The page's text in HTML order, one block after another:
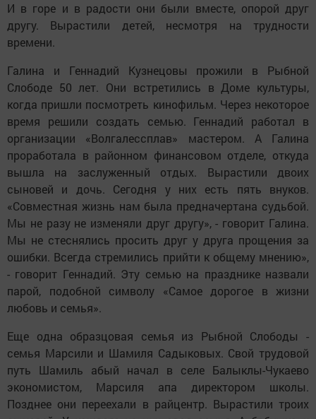
И в горе и в радости они были вместе, опорой друг
другу. Вырастили детей, несмотря на трудности
времени.
Галина и Геннадий Кузнецовы прожили в Рыбной
Слободе 50 лет. Они встретились в Доме культуры,
когда пришли посмотреть кинофильм. Через некоторое
время решили создать семью. Геннадий работал в
организации «Волгалессплав» мастером. А Галина
проработала в районном финансовом отделе, откуда
вышла на заслуженный отдых. Вырастили двоих
сыновей и дочь. Сегодня у них есть пять внуков.
«Совместная жизнь нам была предначертана судьбой.
Мы не разу не изменяли друг другу», - говорит Галина.
Мы не стеснялись просить друг у друга прощения за
ошибки. Всегда стремились прийти к общему мнению»,
- говорит Геннадий. Эту семью на празднике назвали
парой, подобной символу «Самое дорогое в жизни
любовь и семья».
Еще одна образцовая семья из Рыбной Слободы -
семья Марсили и Шамиля Садыковых. Свой трудовой
путь Шамиль абый начал в селе Балыклы-Чукаево
экономистом, Марсиля апа директором школы.
Позднее они переехали в райцентр. Вырастили троих